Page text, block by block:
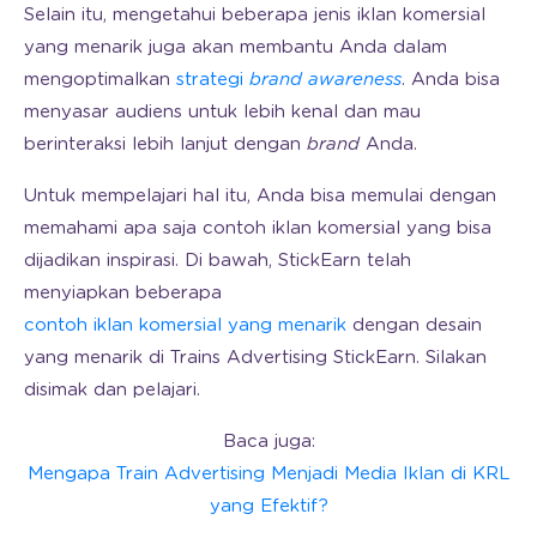
Selain itu, mengetahui beberapa jenis iklan komersial
yang menarik juga akan membantu Anda dalam
mengoptimalkan strategi brand awareness. Anda bisa
menyasar audiens untuk lebih kenal dan mau
berinteraksi lebih lanjut dengan brand Anda.
Untuk mempelajari hal itu, Anda bisa memulai dengan
memahami apa saja contoh iklan komersial yang bisa
dijadikan inspirasi. Di bawah, StickEarn telah
menyiapkan beberapa
contoh iklan komersial yang menarik dengan desain
yang menarik di Trains Advertising StickEarn. Silakan
disimak dan pelajari.
Baca juga:
Mengapa Train Advertising Menjadi Media Iklan di KRL
yang Efektif?